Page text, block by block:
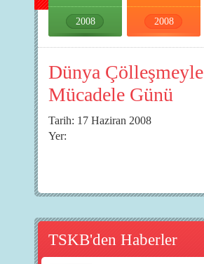
2008 2008
Dünya Çölleşmeyle
Mücadele Günü
Tarih: 17 Haziran 2008
Yer:
TSKB'den Haberler